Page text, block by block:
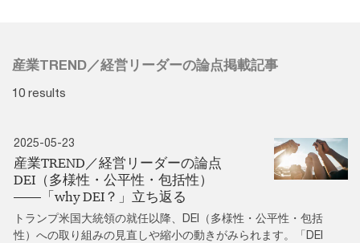
産業TREND／経営リーダーの論点掲載記事
10 results
2025-05-23
産業TREND／経営リーダーの論点
DEI（多様性・公平性・包括性）
――「why DEI？」立ち返る
トランプ米国大統領の就任以降、DEI（多様性・公平性・包括
性）への取り組みの見直しや縮小の動きがみられます。「DEI